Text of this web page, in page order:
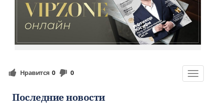
Toggle
Нравится 0 0
Последние новости